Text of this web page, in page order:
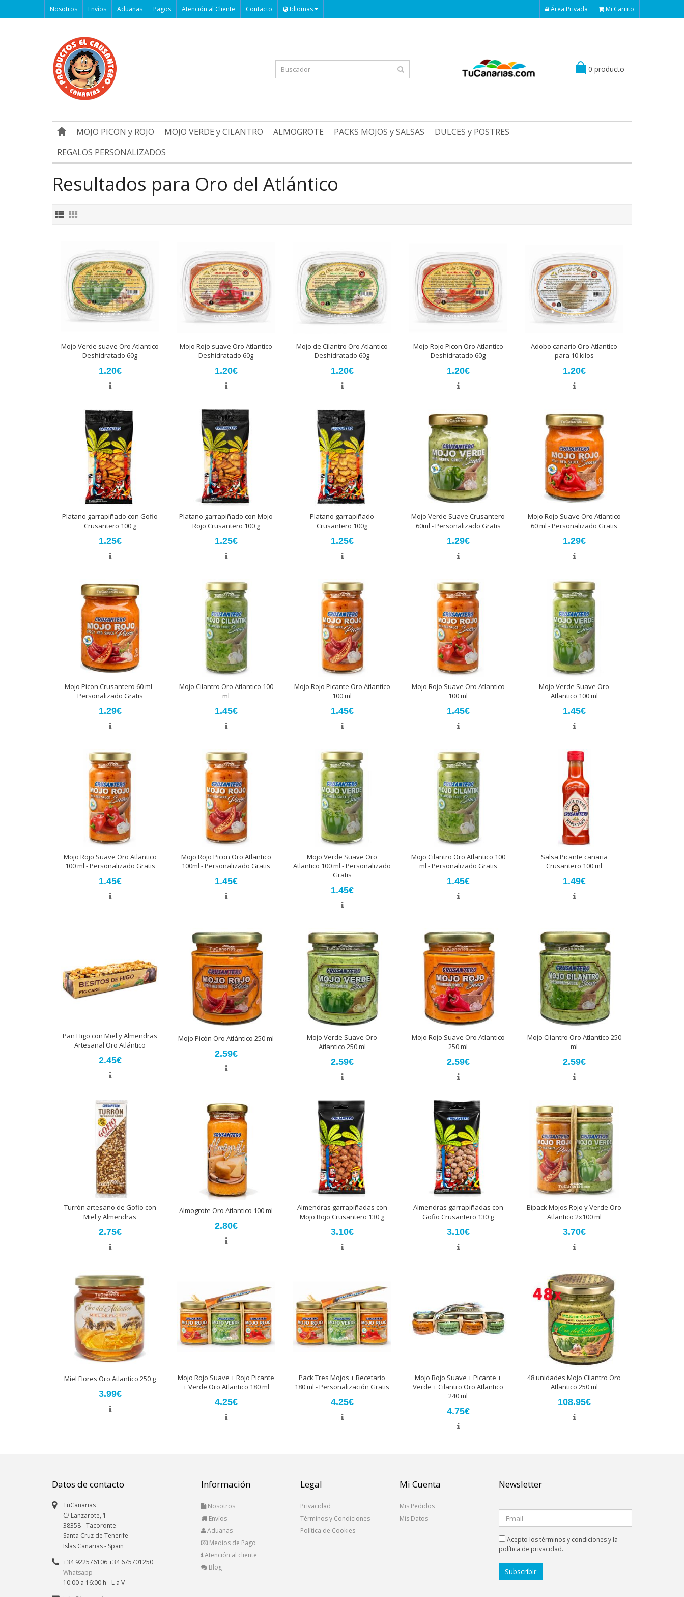
Nosotros Envíos Aduanas Pagos Atención al Cliente Contacto Idiomas Área Privada Mi Carrito
0 producto
MOJO PICON y ROJO MOJO VERDE y CILANTRO ALMOGROTE PACKS MOJOS y SALSAS
DULCES y POSTRES
REGALOS PERSONALIZADOS
Resultados para Oro del Atlántico
Mojo Verde suave Oro Atlantico
Deshidratado 60g
1.20€
Mojo Rojo suave Oro Atlantico
Deshidratado 60g
1.20€
Mojo de Cilantro Oro Atlantico
Deshidratado 60g
1.20€
Mojo Rojo Picon Oro Atlantico
Deshidratado 60g
1.20€
Adobo canario Oro Atlantico
para 10 kilos
1.20€
Platano garrapiñado con Gofio
Crusantero 100 g
1.25€
Platano garrapiñado con Mojo
Rojo Crusantero 100 g
1.25€
Platano garrapiñado
Crusantero 100g
1.25€
Mojo Verde Suave Crusantero
60ml - Personalizado Gratis
1.29€
Mojo Rojo Suave Oro Atlantico
60 ml - Personalizado Gratis
1.29€
Mojo Picon Crusantero 60 ml -
Personalizado Gratis
1.29€
Mojo Cilantro Oro Atlantico 100
ml
1.45€
Mojo Rojo Picante Oro Atlantico
100 ml
1.45€
Mojo Rojo Suave Oro Atlantico
100 ml
1.45€
Mojo Verde Suave Oro
Atlantico 100 ml
1.45€
Mojo Rojo Suave Oro Atlantico
100 ml - Personalizado Gratis
1.45€
Mojo Rojo Picon Oro Atlantico
100ml - Personalizado Gratis
1.45€
Mojo Verde Suave Oro
Atlantico 100 ml - Personalizado
Gratis
1.45€
Mojo Cilantro Oro Atlantico 100
ml - Personalizado Gratis
1.45€
Salsa Picante canaria
Crusantero 100 ml
1.49€
Pan Higo con Miel y Almendras
Artesanal Oro Atlántico
2.45€
Mojo Picón Oro Atlántico 250 ml
2.59€
Mojo Verde Suave Oro
Atlantico 250 ml
2.59€
Mojo Rojo Suave Oro Atlantico
250 ml
2.59€
Mojo Cilantro Oro Atlantico 250
ml
2.59€
Turrón artesano de Gofio con
Miel y Almendras
2.75€
Almogrote Oro Atlantico 100 ml
2.80€
Almendras garrapiñadas con
Mojo Rojo Crusantero 130 g
3.10€
Almendras garrapiñadas con
Gofio Crusantero 130 g
3.10€
Bipack Mojos Rojo y Verde Oro
Atlantico 2x100 ml
3.70€
Miel Flores Oro Atlantico 250 g
3.99€
Mojo Rojo Suave + Rojo Picante
+ Verde Oro Atlantico 180 ml
4.25€
Pack Tres Mojos + Recetario
180 ml - Personalización Gratis
4.25€
Mojo Rojo Suave + Picante +
Verde + Cilantro Oro Atlantico
240 ml
4.75€
48 unidades Mojo Cilantro Oro
Atlantico 250 ml
108.95€
Datos de contacto
TuCanarias
C/ Lanzarote, 1
38358-Tacoronte
Santa Cruz de Tenerife
Islas Canarias- Spain
+34 922576106 +34 675701250
Whatsapp
10:00 a 16:00 h - L a V
Información
Nosotros
Envíos
Aduanas
Medios de Pago
Atención al cliente
Blog
Legal
Privacidad
Términos y Condiciones
Política de Cookies
Mi Cuenta
Mis Pedidos
Mis Datos
Newsletter
Acepto los términos y condiciones y la
política de privacidad.